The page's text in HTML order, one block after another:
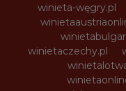
winieta-węgry.pl
winietaczechy.pl